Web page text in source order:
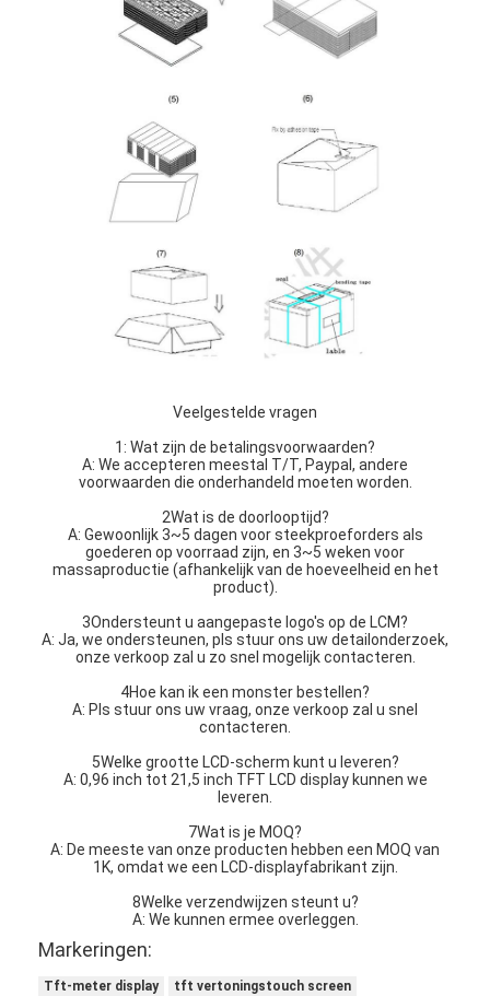
Veelgestelde vragen
1: Wat zijn de betalingsvoorwaarden?
A: We accepteren meestal T/T, Paypal, andere
voorwaarden die onderhandeld moeten worden.
2Wat is de doorlooptijd?
A: Gewoonlijk 3~5 dagen voor steekproeforders als
goederen op voorraad zijn, en 3~5 weken voor
massaproductie (afhankelijk van de hoeveelheid en het
product).
3Ondersteunt u aangepaste logo's op de LCM?
A: Ja, we ondersteunen, pls stuur ons uw detailonderzoek,
onze verkoop zal u zo snel mogelijk contacteren.
4Hoe kan ik een monster bestellen?
A: Pls stuur ons uw vraag, onze verkoop zal u snel
contacteren.
5Welke grootte LCD-scherm kunt u leveren?
A: 0,96 inch tot 21,5 inch TFT LCD display kunnen we
leveren.
7Wat is je MOQ?
A: De meeste van onze producten hebben een MOQ van
1K, omdat we een LCD-displayfabrikant zijn.
8Welke verzendwijzen steunt u?
A: We kunnen ermee overleggen.
Markeringen:
Tft-meter display
tft vertoningstouch screen